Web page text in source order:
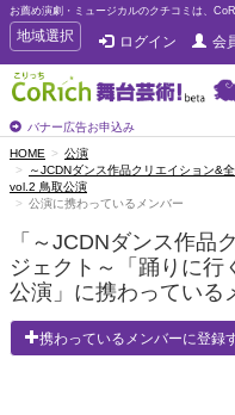
お薦め演劇・ミュージカルのクチコミは、
T
o
g
g
e
n
a
v
g
a
t
i
o
地域選択 ログイン 会
バナー広告お申込み
HOME
公演
～JCDNダンス作品クリエイション&
vol.2 鳥取公演
公演に携わっているメンバー
「～JCDNダンス作品
ジェクト～「踊りに行
公演」に携わっている
携わっているメンバーに登録